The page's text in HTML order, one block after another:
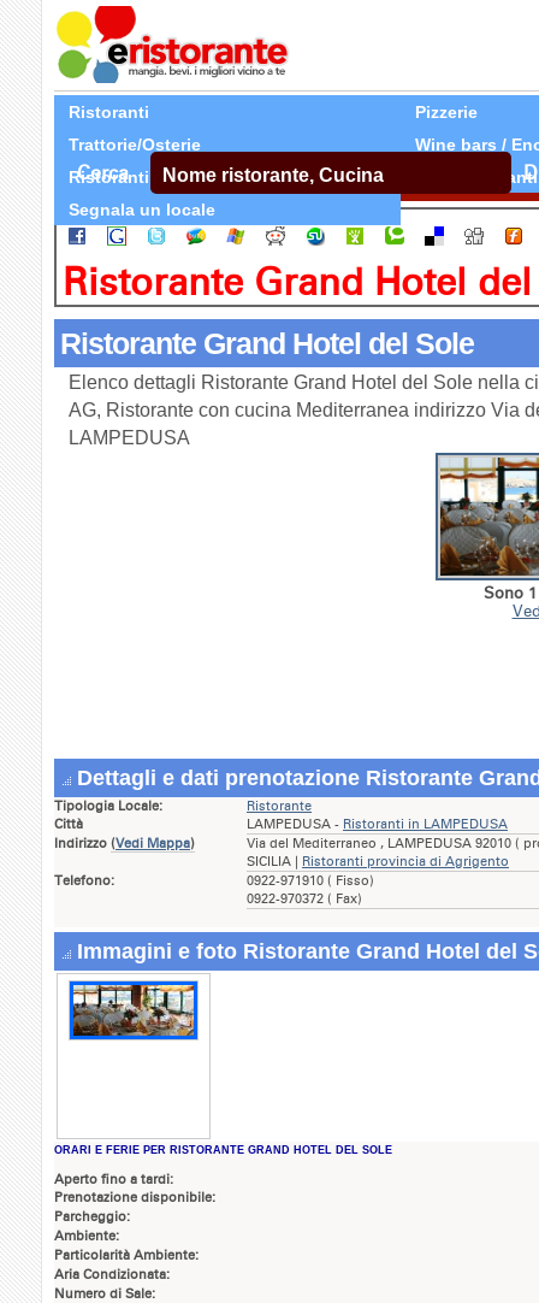
Ristoranti
Pizzerie
Trattorie/Osterie
Wine bars /
Ristoranti Etnici
Tutti Ristoranti
Segnala un locale
Cerca
Ristorante Grand Hotel
Ristorante Grand Hotel del Sole
Elenco dettagli Ristorante Grand Hotel del Sole nella
AG, Ristorante con cucina Mediterranea indirizzo Via
LAMPEDUSA
Sono
Dettagli e dati prenotazione Ristorante
Tipologia Locale:
Ristorante
Città
LAMPEDUSA - Ristoranti in LAMPEDUSA
Indirizzo (Vedi Mappa)
Via del Mediterraneo , LAMPEDUSA 92010 (
SICILIA | Ristoranti provincia di Agrigento
Telefono:
0922-971910 ( Fisso)
0922-970372 ( Fax)
Immagini e foto Ristorante Grand Hotel del
ORARI E FERIE PER RISTORANTE GRAND HOTEL DEL SOLE
Aperto fino a tardi:
Prenotazione disponibile:
Parcheggio:
Ambiente:
Particolarità Ambiente:
Aria Condizionata:
Numero di Sale: